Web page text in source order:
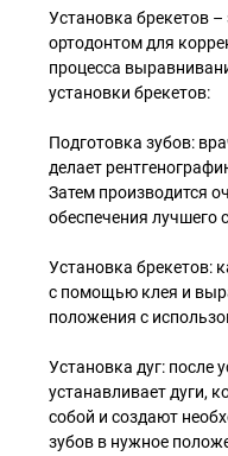
Установка брекетов –
ортодонтом для
процесса
установки брекетов:
Подготовка зубов:
делает
Затем производится
обеспечения лучшего
Установка брекетов:
с помощью клея и
положения с
Установка дуг: после
устанавливает дуги,
собой и создают
зубов в нужное